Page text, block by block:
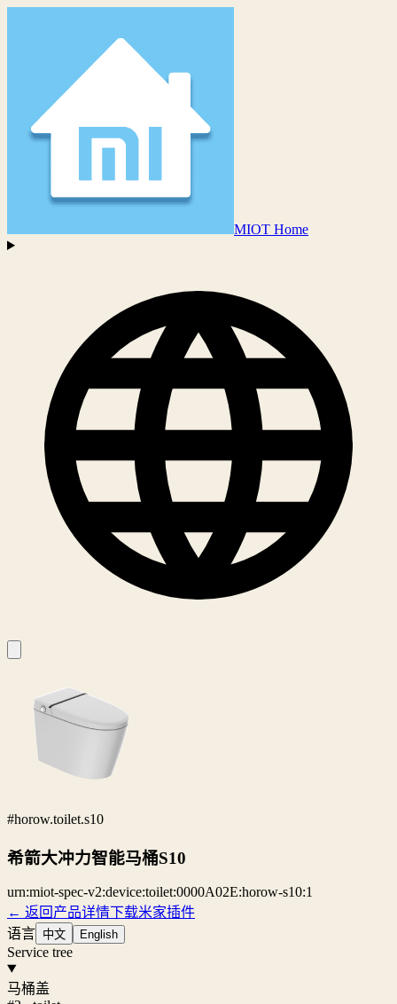
MIOT Home
#horow.toilet.s10
希箭大冲力智能马桶S10
urn:miot-spec-v2:device:toilet:0000A02E:horow-s10:1
← 返回产品详情下载米家插件
语言 中文 English
Service tree
马桶盖